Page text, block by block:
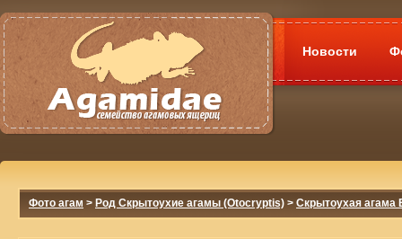
Новости
Фото агам > Род Скрытоухие агамы (Otocryptis) > Скрытоухая агама